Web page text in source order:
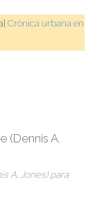
Crónica urbana en
A. Jones) para